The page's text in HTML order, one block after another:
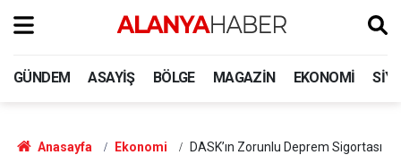
GÜNDEM ASAYIŞ BÖLGE MAGAZIN EKONOMI
Anasayfa Ekonomi
DASK’ın Zorunlu Deprem Sigortası